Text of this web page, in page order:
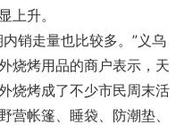
上升。
销走量也比较多。”义乌
烧烤用品的商户表示，天
烧烤成了不少市民周末活
营帐篷、睡袋、防潮垫、